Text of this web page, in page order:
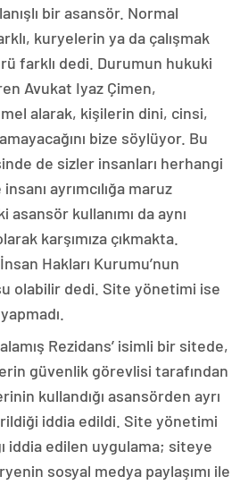
bir asansör. Normal
kuryelerin ya da çalışmak
farklı dedi. Durumun hukuki
Avukat Iyaz Çimen,
alarak, kişilerin dini, cinsi,
bize söylüyor. Bu
de sizler insanları herhangi
ayrımcılığa maruz
asansör kullanımı da aynı
karşımıza çıkmakta.
Hakları Kurumu’nun
olabilir dedi. Site yönetimi ise
Rezidans’ isimli bir sitede,
güvenlik görevlisi tarafından
kullandığı asansörden ayrı
iddia edildi. Site yönetimi
iddia edilen uygulama; siteye
sosyal medya paylaşımı ile